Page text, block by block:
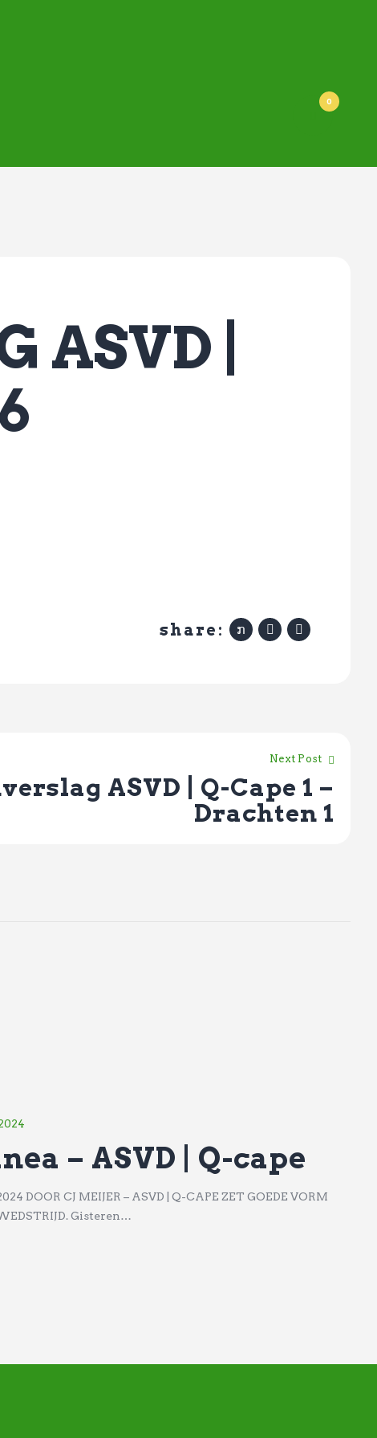
0
ASVD |
share:
Next Post
ASVD | Q-Cape 1 –
Drachten 1
– ASVD | Q-cape
DOOR CJ MEIJER – ASVD | Q-CAPE ZET GOEDE VORM
Gisteren…